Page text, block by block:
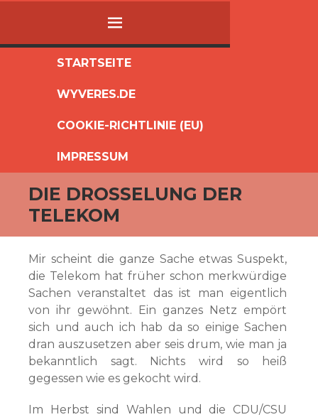
MENÜ
SPRINGEN
STARTSEITE
WYVERES.DE
COOKIE-RICHTLINIE (EU)
IMPRESSUM
DIE DROSSELUNG DER
TELEKOM
Mir scheint die ganze Sache etwas Suspekt,
die Telekom hat früher schon merkwürdige
Sachen veranstaltet das ist man eigentlich
von ihr gewöhnt. Ein ganzes Netz empört
sich und auch ich hab da so einige Sachen
dran auszusetzen aber seis drum, wie man ja
bekanntlich sagt. Nichts wird so heiß
gegessen wie es gekocht wird.
Im Herbst sind Wahlen und die CDU/CSU